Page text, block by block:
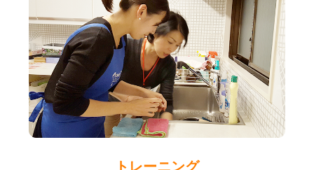
トレーニング